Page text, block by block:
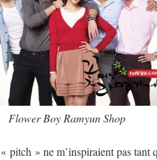
Flower Boy Ramyun Shop
pitch » ne m’inspiraient pas tant